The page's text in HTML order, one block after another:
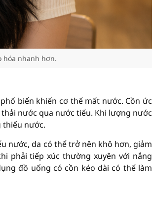
hóa nhanh hơn.
biến khiến cơ thể mất nước. Cồn ức
nước qua nước tiểu. Khi lượng nước
thiếu nước.
nước, da có thể trở nên khô hơn, giảm
phải tiếp xúc thường xuyên với nắng
đồ uống có cồn kéo dài có thể làm